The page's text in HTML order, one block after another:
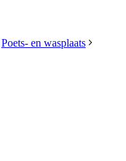
Poets- en wasplaats